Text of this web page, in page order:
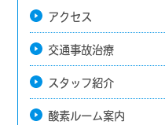
アクセス
交通事故治療
スタッフ紹介
酸素ルーム案内